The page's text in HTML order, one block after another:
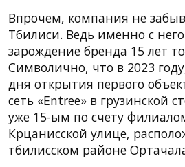
Впрочем, компания не
Тбилиси. Ведь именно с
зарождение бренда 15 лет
Символично, что в 2023
дня открытия первого
сеть «Entree» в грузинской
уже 15-ым по счету
Крцанисской улице,
тбилисском районе